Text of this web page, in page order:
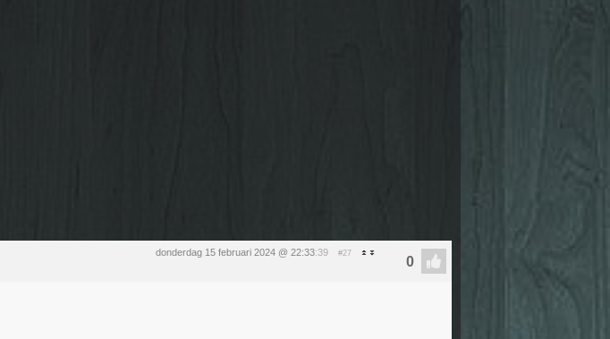
donderdag 15 februari 2024 @ 22:33:39 #27